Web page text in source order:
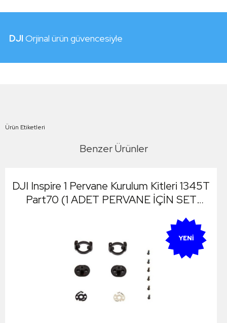
DJI Orjinal ürün güvencesiyle
Ürün Etiketleri
Benzer Ürünler
DJI Inspire 1 Pervane Kurulum Kitleri 1345T
Part70 (1 ADET PERVANE İÇİN SET
YENI